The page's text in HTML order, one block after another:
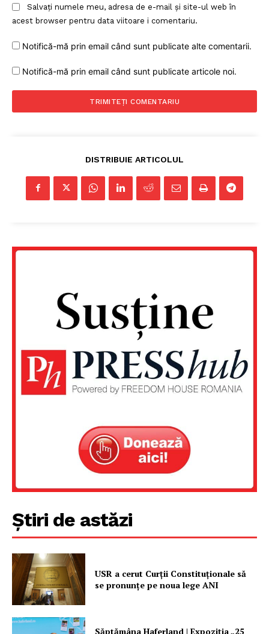
Un proiect
FREEDOM HOUSE ROMÂNIA
PRESShub
Despre noi / Echipa
Proiecte editoriale
Rețea
Salvați numele meu, adresa de e-mail și site-ul web în
acest browser pentru data viitoare i comentariu.
Notifică-mă prin email când sunt publicate alte comentarii.
Notifică-mă prin email când sunt publicate articole noi.
DISTRIBUIE ARTICOLUL
Știri de astăzi
USR a cerut Curții Constituționale să
se pronunțe pe noua lege ANI
Săptămâna Haferland | Expoziţia „25